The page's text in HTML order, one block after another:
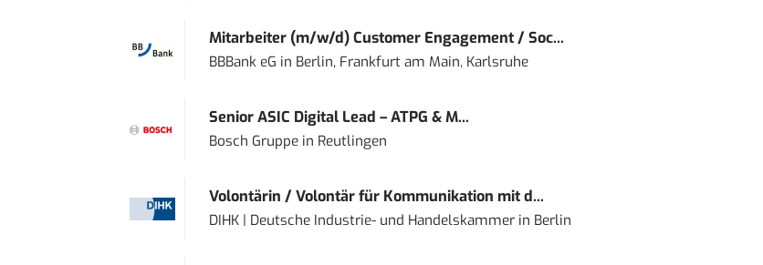
Mitarbeiter (m/w/d) Customer Engagement / Soc...
BBBank eG in Berlin, Frankfurt am Main, Karlsruhe
Senior ASIC Digital Lead – ATPG & M...
Bosch Gruppein Reutlingen
Volontärin / Volontär für Kommunikation mit d...
DIHK | Deutsche Industrie- und Handelskammerin Berlin